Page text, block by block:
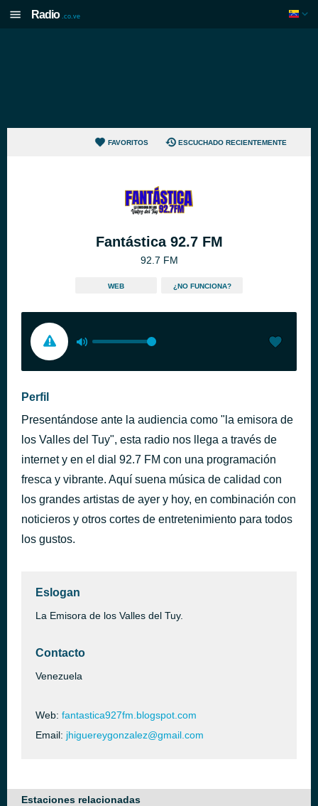
Radio .co.ve
FAVORITOS ESCUCHADO RECIENTEMENTE
Fantástica 92.7 FM
92.7 FM
WEB ¿NO FUNCIONA?
Perfil
Presentándose ante la audiencia como "la emisora de
los Valles del Tuy", esta radio nos llega a través de
internet y en el dial 92.7 FM con una programación
fresca y vibrante. Aquí suena música de calidad con
los grandes artistas de ayer y hoy, en combinación con
noticieros y otros cortes de entretenimiento para todos
los gustos.
Eslogan
La Emisora de los Valles del Tuy.
Contacto
Venezuela
Web: fantastica927fm.blogspot.com
Email: jhiguereygonzalez@gmail.com
Estaciones relacionadas